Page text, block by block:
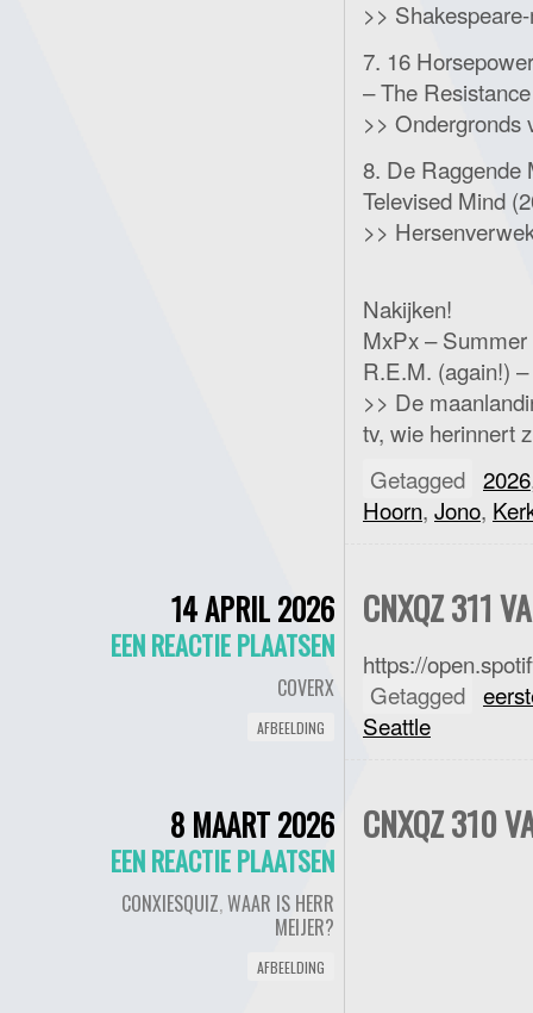
>>
7. 16
– The
>> Ondergronds
8. De Raggende
Televised Mind
>>
Nakijken!
MxPx – Summer
R.E.M. (again!)
>> De
tv, wie herinnert
Getagged 2026
Hoorn, Jono,
14 APRIL 2026
EEN REACTIE PLAATSEN
COVERX
AFBEELDING
CNXQZ 311
https://
Getagged
Seattle
8 MAART 2026
EEN REACTIE PLAATSEN
CONXIESQUIZ,WAAR IS HERR
MEIJER?
AFBEELDING
CNXQZ 310